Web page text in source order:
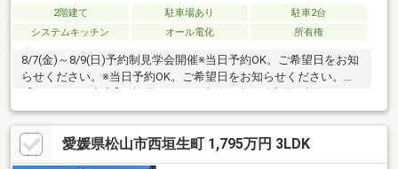
2階建て 駐車場あり
駐車2台
システムキッチン
オール電化 所有権
8/7(金)～8/9(日)予約制見学会開催※当日予約OK。ご希望日をお知
らせください。※当日予約OK。ご希望日をお知らせください。
【リフォーム内容】●標準シロアリ防除工事、鍵交換●水回りシス
テムキッチン交換、トイレ交換●内装クロス張替え【おすすめポ
イント】・本物件は条件により住宅ローン減税が適用されま
す。・シロアリ防除工事施工後5年間保証・お客様に合わせたロー
ンの組み方や金融機関をご提案。住宅ローンが初めての方でもお
愛媛県松山市西垣生町 1,795万円 3LDK